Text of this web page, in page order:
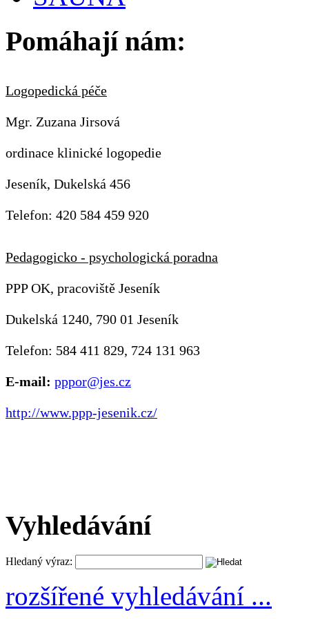
Pomáhají nám:
Logopedická péče
Mgr. Zuzana Jirsová
ordinace klinické logopedie
Jeseník, Dukelská 456
Telefon: 420 584 459 920
Pedagogicko - psychologická poradna
PPP OK, pracoviště Jeseník
Dukelská 1240, 790 01 Jeseník
Telefon: 584 411 829, 724 131 963
E-mail: pppor@jes.cz
http://www.ppp-jesenik.cz/
Vyhledávání
Hledaný výraz:
rozšířené vyhledávání ...